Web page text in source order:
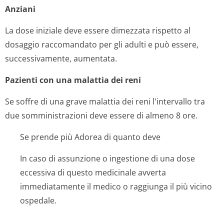
Anziani
La dose iniziale deve essere dimezzata rispetto al
dosaggio raccomandato per gli adulti e può essere,
successivamente, aumentata.
Pazienti con una malattia dei reni
Se soffre di una grave malattia dei reni l'intervallo tra
due somministrazioni deve essere di almeno 8 ore.
Se prende più Adorea di quanto deve
In caso di assunzione o ingestione di una dose
eccessiva di questo medicinale avverta
immediatamente il medico o raggiunga il più vicino
ospedale.